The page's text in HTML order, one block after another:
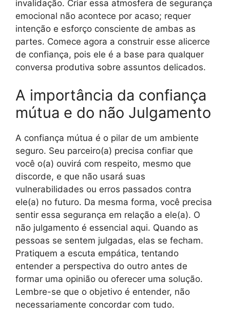
invalidação. Criar essa atmosfera de segurança
emocional não acontece por acaso; requer
intenção e esforço consciente de ambas as
partes. Comece agora a construir esse alicerce
de confiança, pois ele é a base para qualquer
conversa produtiva sobre assuntos delicados.
A importância da confiança
mútua e do não Julgamento
A confiança mútua é o pilar de um ambiente
seguro. Seu parceiro(a) precisa confiar que
você o(a) ouvirá com respeito, mesmo que
discorde, e que não usará suas
vulnerabilidades ou erros passados contra
ele(a) no futuro. Da mesma forma, você precisa
sentir essa segurança em relação a ele(a). O
não julgamento é essencial aqui. Quando as
pessoas se sentem julgadas, elas se fecham.
Pratiquem a escuta empática, tentando
entender a perspectiva do outro antes de
formar uma opinião ou oferecer uma solução.
Lembre-se que o objetivo é entender, não
necessariamente concordar com tudo.